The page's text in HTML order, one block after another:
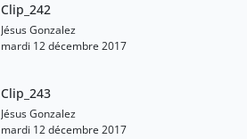
Clip_242
Jésus Gonzalez
mardi 12 décembre 2017
Clip_243
Jésus Gonzalez
mardi 12 décembre 2017